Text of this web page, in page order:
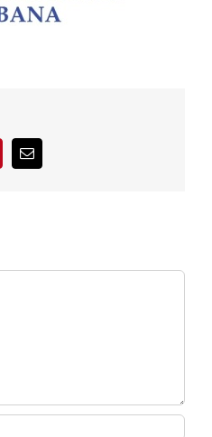
PinterestCorreo
electrónico